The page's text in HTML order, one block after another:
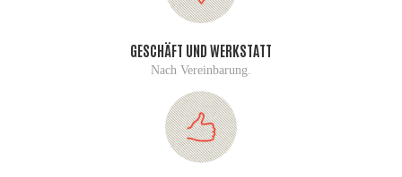
GESCHÄFT UND WERKSTATT
Nach Vereinbarung.